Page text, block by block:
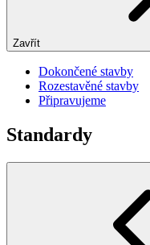
Zavřít
Dokončené stavby
Rozestavěné stavby
Připravujeme
Standardy